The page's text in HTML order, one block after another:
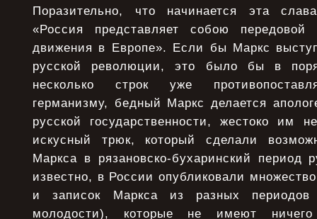
Поразительно, что начинается эта
«Россия представляет собою передовой
движения в Европе». Если бы Маркс
русской революции, это было бы в
несколько строк уже
германизму, бедный Маркс делается
русской государственности, жестоко им
искусный трюк, который сделали
Маркса в рязановско-бухаринский период
известно, в России опубликовали
и записок Маркса из разных периодов
молодости), которые не имеют